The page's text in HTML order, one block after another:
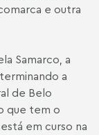
e outra
Samarco, a
a
de Belo
que tem o
em curso na